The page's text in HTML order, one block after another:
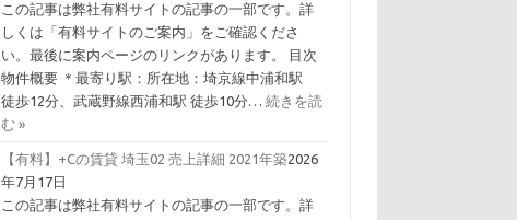
この記事は弊社有料サイトの記事の一部です。詳
しくは「有料サイトのご案内」をご確認くださ
い。最後に案内ページのリンクがあります。 目次
物件概要 ＊最寄り駅：所在地：埼京線中浦和駅
徒歩12分、武蔵野線西浦和駅 徒歩10分…続きを読
む »
【有料】+Cの賃貸 埼玉02 売上詳細 2021年築2026
年7月17日
この記事は弊社有料サイトの記事の一部です。詳